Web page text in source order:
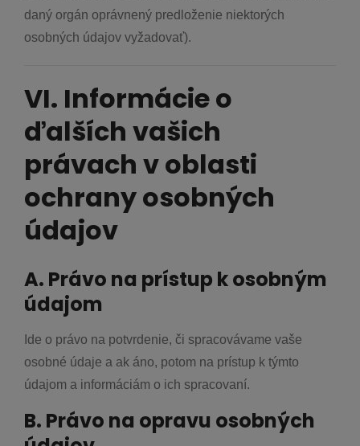
daný orgán oprávnený predloženie niektorých
osobných údajov vyžadovať).
VI. Informácie o
ďalších vašich
právach v oblasti
ochrany osobných
údajov
A. Právo na prístup k osobným
údajom
Ide o právo na potvrdenie, či spracovávame vaše
osobné údaje a ak áno, potom na prístup k týmto
údajom a informáciám o ich spracovaní.
B. Právo na opravu osobných